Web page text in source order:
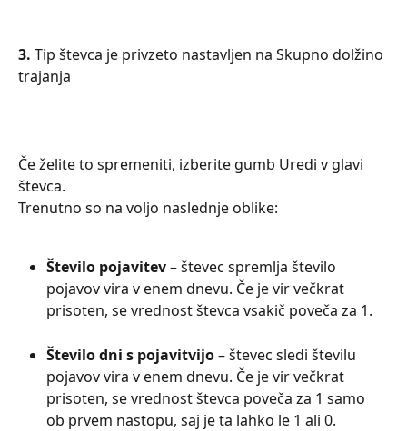
3. Tip števca je privzeto nastavljen na Skupno dolžino
trajanja
Če želite to spremeniti, izberite gumb Uredi v glavi
števca.
Trenutno so na voljo naslednje oblike:
Število pojavitev – števec spremlja število
pojavov vira v enem dnevu. Če je vir večkrat
prisoten, se vrednost števca vsakič poveča za 1.
Število dni s pojavitvijo – števec sledi številu
pojavov vira v enem dnevu. Če je vir večkrat
prisoten, se vrednost števca poveča za 1 samo
ob prvem nastopu, saj je ta lahko le 1 ali 0.